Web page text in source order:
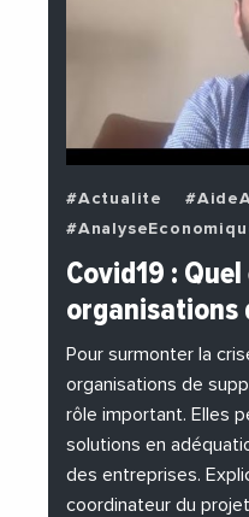
#Actualite
#BuzzNews
#EnDirectDe
#Institutions
Covid19 :
Pour surmonter la
organisations de
rôle important. Elles
solutions en
des entreprises.
coordinateur du